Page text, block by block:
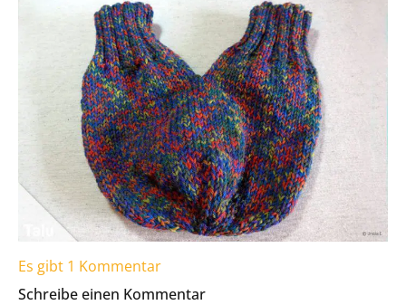
Es gibt 1 Kommentar
Schreibe einen Kommentar